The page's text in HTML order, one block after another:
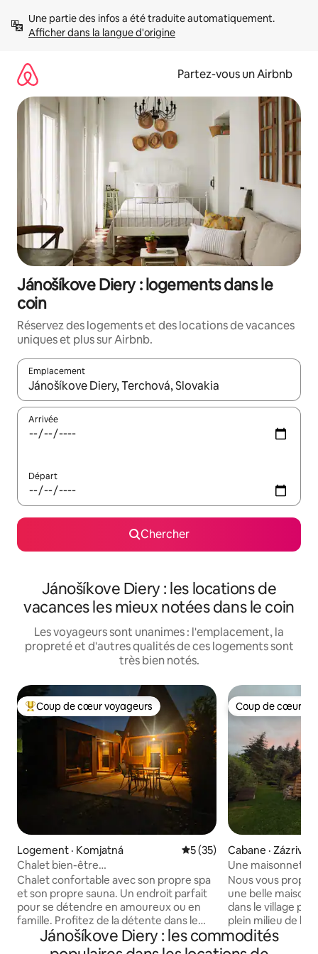
directement
Afficher dans la langue d'origine
Partez-vous un Airbnb
Jánošíkove Diery : logements dans le
coin
Réservez des logements et des locations de vacances
uniques et plus sur Airbnb.
Emplacement
Quand les résultats sont affichés, parcourez-les en utilisant
Arrivée
Départ
Chercher
Jánošíkove Diery : les locations de
vacances les mieux notées dans le coin
Les voyageurs sont unanimes : l'emplacement, la
propreté et d'autres qualités de ces logements sont
très bien notés.
Coup de cœur voyageurs parmi les plus aimés
Coup de cœur voyageurs
Logement · Komjatná Note moyenne de 5 sur 5,
5 (35)
Chalet bien-être
Triangel | jacuzzi | sauna | hory
Chalet confortable avec son propre spa
et son propre sauna. Un endroit parfait
pour se détendre en amoureux ou en
famille. Profitez de la détente dans le
spa et de la tranquillité des montagnes.
Détendez-vous dans un endroit paisible
Coup de cœur
Coup de cœur
Cabane · Zázrivá
Une maisonnette
Zázrivá
Nous vous
une belle maison
dans le village
plein milieu de la
Profitez du calme
montagnes, des
Jánošíkove Diery : les commodités